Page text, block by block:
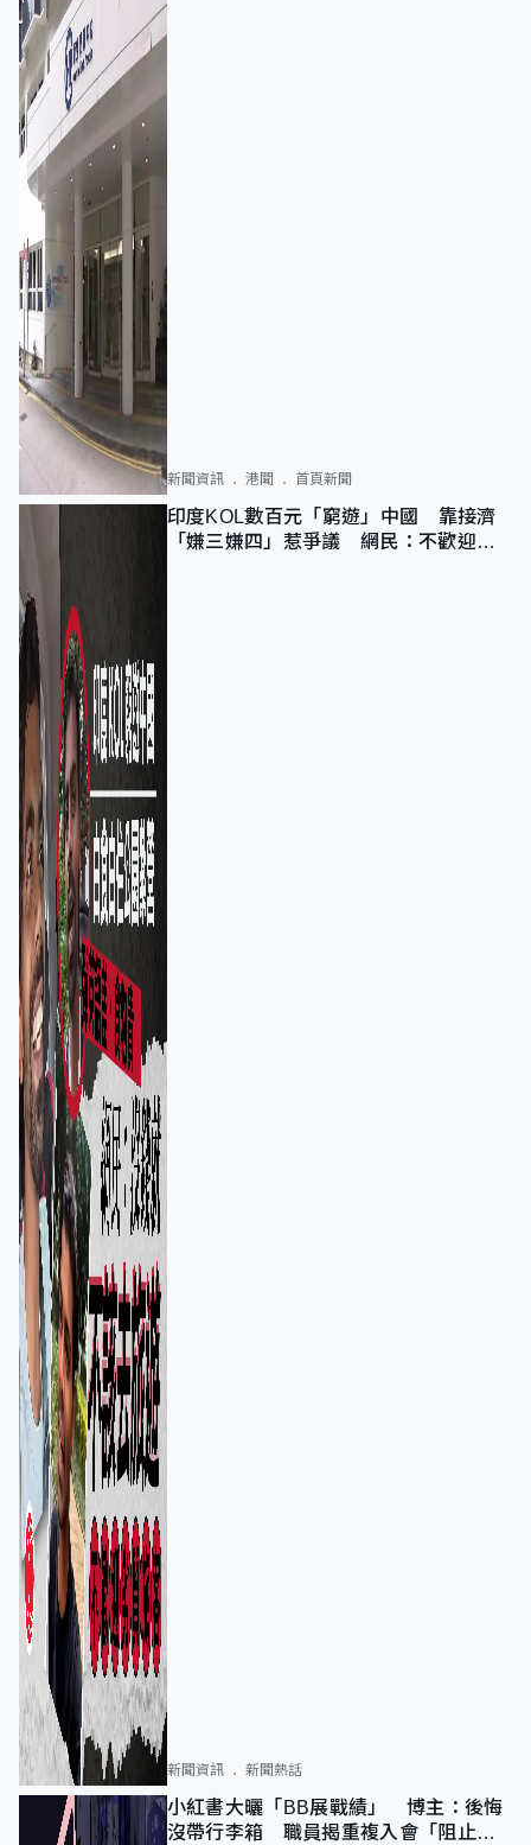
新聞資訊 港聞 首頁新聞
印度KOL數百元「窮遊」中國 靠接濟
「嫌三嫌四」惹爭議 網民：不歡迎劣
新聞資訊 新聞熱話
小紅書大曬「BB展戰績」 博主：後悔
沒帶行李箱 職員揭重複入會「阻止唔